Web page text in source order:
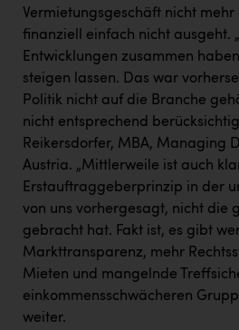
Vermietungsgeschäft nicht mehr
finanziell einfach nicht ausgeht.
Entwicklungen zusammen
steigen lassen. Das war
Politik nicht auf die Branche
nicht entsprechend
Reikersdorfer, MBA, Managing
Austria. „Mittlerweile ist auch
Erstauftraggeberprinzip in der
von uns vorhergesagt, nicht die
gebracht hat. Fakt ist, es gibt
Markttransparenz, mehr
Mieten und mangelnde
einkommensschwächeren
weiter.